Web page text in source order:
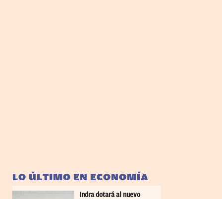
LO ÚLTIMO EN ECONOMÍA
Indra dotará al nuevo